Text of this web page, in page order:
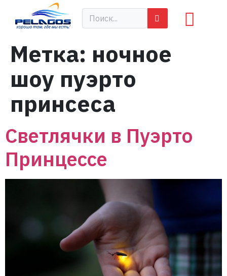
Метка: ночное
шоу пуэрто
принсеса
Светлячки в Пуэрто
Принцессе